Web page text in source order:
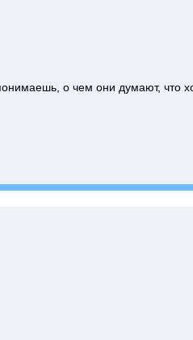
о чем они думают, что